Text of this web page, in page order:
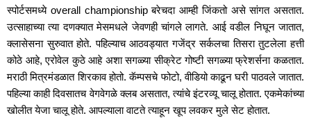
स्पोर्टसमध्ये overall championship बरेचदा आम्ही जिंकतो असे सांगत असतात.
उत्साहाच्या त्या दणक्यात मेसमधले जेवणही चांगले लागते. आई वडील निघून जातात,
क्लासेसना सुरुवात होते. पहिल्याच आठवड्यात गजेंद्र सर्कलचा तिसरा तुटलेला हत्ती
कोठे आहे, एरोवेल कुठे आहे अशा सगळ्या सीक्रेट गोष्टी सगळ्या फ्रेशर्सना कळतात.
मराठी मित्रमंडळात शिरकाव होतो. कॅम्पसचे फोटो, वीडियो काढून घरी पाठवले जातात.
पहिल्या काही दिवसातच वेगवेगळे क्लब असतात, त्यांचे इंटरव्यू चालू होतात. एकमेकांच्या
खोलीत येजा चालू होते. आपल्याला वाटते त्याहून खूप लवकर मुले सेट होतात.